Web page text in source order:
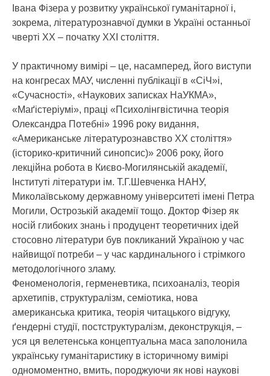
Івана Фізера у розвитку української гуманітарної і,
зокрема, літературознавчої думки в Україні останньої
чверті ХХ – початку ХХІ століття.
У практичному вимірі – це, насамперед, його виступи
на конгресах МАУ, численні публікації в «СіЧ»і,
«Сучасності», «Наукових записках НаУКМА»,
«Маґістеріумі», праці «Психолінгвістична теорія
Олександра Потебні» 1996 року видання,
«Американське літературознавство ХХ століття»
(історико-критичний синопсис)» 2006 року, його
лекційна робота в Києво-Могилянській академії,
Інституті літератури ім. Т.Г.Шевченка НАНУ,
Миколаївському державному університеті імені Петра
Могили, Острозькій академії тощо. Доктор Фізер як
носій глибоких знань і продуцент теоретичних ідей
стосовно літератури був покликаний Україною у час
найвищої потреби – у час кардинального і стрімкого
методологічного зламу.
Феноменологія, герменевтика, психоаналіз, теорія
архетипів, структуралізм, семіотика, нова
американська критика, теорія читацького відгуку,
ґендерні студії, постструктуралізм, деконструкція, –
уся ця велетенська концептуальна маса заполонила
українську гуманітаристику в історичному вимірі
одномоментно, вмить, породжуючи як нові наукові